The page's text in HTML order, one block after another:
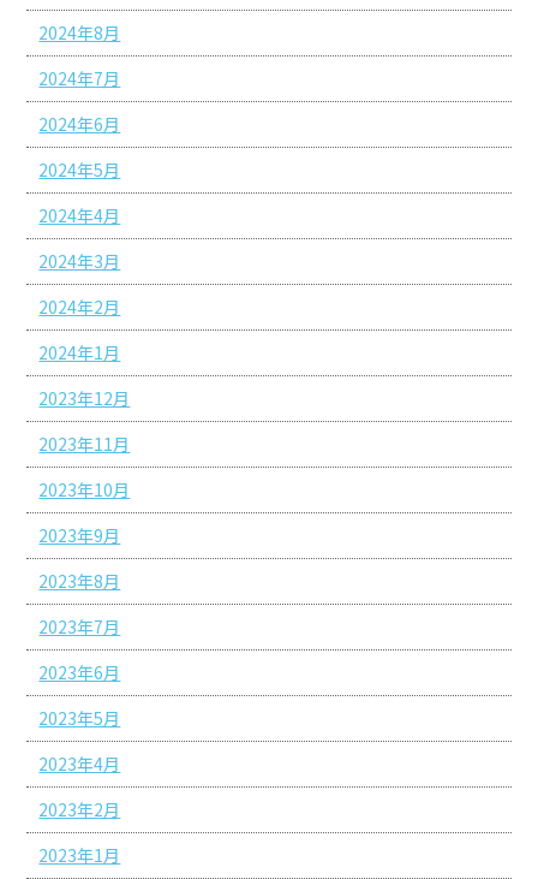
2024年8月
2024年7月
2024年6月
2024年5月
2024年4月
2024年3月
2024年2月
2024年1月
2023年12月
2023年11月
2023年10月
2023年9月
2023年8月
2023年7月
2023年6月
2023年5月
2023年4月
2023年2月
2023年1月